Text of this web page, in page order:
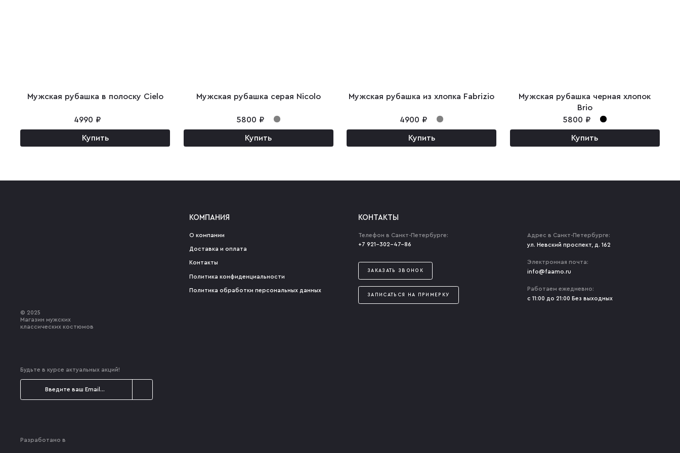
Мужская рубашка в полоску Cielo
4990 ₽
Купить
Мужская рубашка серая Nicolo
5800 ₽
Купить
Мужская рубашка из хлопка Fabrizio
4900 ₽
Купить
Мужская рубашка черная хлопок
Brio
5800 ₽
Купить
© 2025
Магазин мужских
классических костюмов
Будьте в курсе актуальных акций!
Разработано в
КОМПАНИЯ
О компании
Доставка и оплата
Контакты
Политика конфиденциальности
Политика обработки персональных данных
КОНТАКТЫ
Телефон в Санкт-Петербурге:
+7 921-302-47-86
ЗАКАЗАТЬ ЗВОНОК
ЗАПИСАТЬСЯ НА ПРИМЕРКУ
Адрес в Санкт-Петербурге:
ул. Невский проспект, д. 162
Электронная почта:
info@faamo.ru
Работаем ежедневно:
с 11:00 до 21:00 Без выходных